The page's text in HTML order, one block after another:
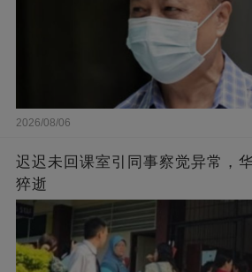
2026/08/06
迟迟未回课室引同事察觉异常，
猝逝